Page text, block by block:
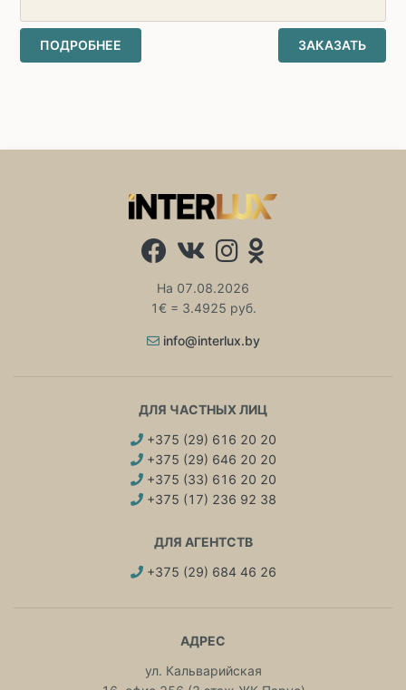
ПОДРОБНЕЕ ЗАКАЗАТЬ
На 07.08.2026
1€ = 3.4925 руб.
info@interlux.by
ДЛЯ ЧАСТНЫХ ЛИЦ
+375 (29) 616 20 20
+375 (29) 646 20 20
+375 (33) 616 20 20
+375 (17) 236 92 38
ДЛЯ АГЕНТСТВ
+375 (29) 684 46 26
АДРЕС
ул. Кальварийская